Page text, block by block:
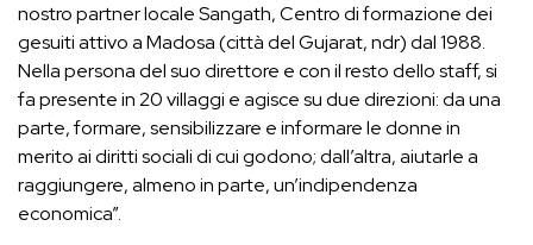
nostro partner locale Sangath, Centro di formazione dei
gesuiti attivo a Madosa (città del Gujarat, ndr) dal 1988.
Nella persona del suo direttore e con il resto dello staff, si
fa presente in 20 villaggi e agisce su due direzioni: da una
parte, formare, sensibilizzare e informare le donne in
merito ai diritti sociali di cui godono; dall’altra, aiutarle a
raggiungere, almeno in parte, un’indipendenza
economica”.